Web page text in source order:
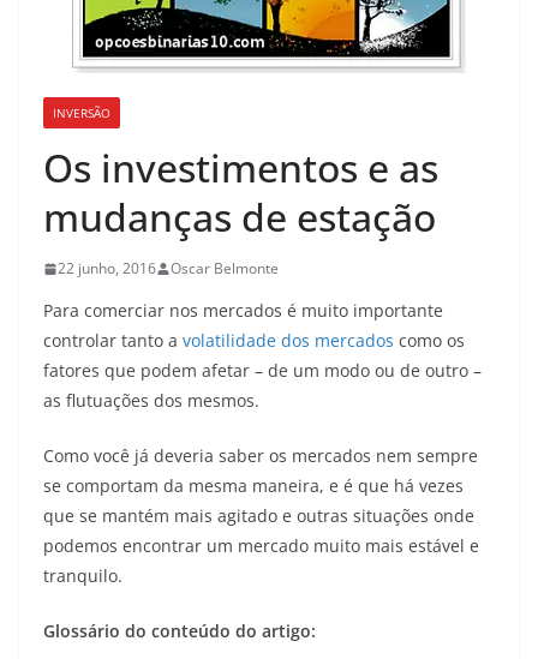
INVERSÃO
Os investimentos e as
mudanças de estação
22 junho, 2016 Oscar Belmonte
Para comerciar nos mercados é muito importante
controlar tanto a volatilidade dos mercados como os
fatores que podem afetar – de um modo ou de outro –
as flutuações dos mesmos.
Como você já deveria saber os mercados nem sempre
se comportam da mesma maneira, e é que há vezes
que se mantém mais agitado e outras situações onde
podemos encontrar um mercado muito mais estável e
tranquilo.
Glossário do conteúdo do artigo: